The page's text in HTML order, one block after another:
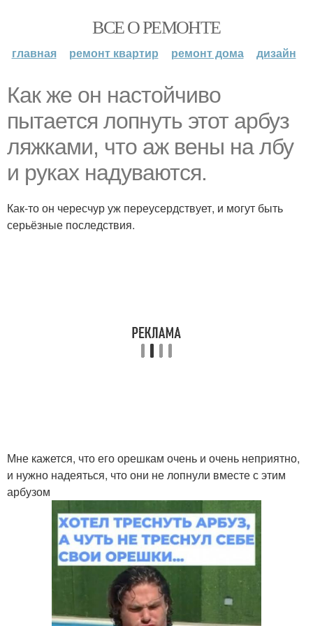
ВСЕ О РЕМОНТЕ
главная ремонт квартир ремонт дома дизайн
Как же он настойчиво
пытается лопнуть этот арбуз
ляжками, что аж вены на лбу
и руках надуваются.
Как-то он чересчур уж переусердствует, и могут быть
серьёзные последствия.
Мне кажется, что его орешкам очень и очень неприятно,
и нужно надеяться, что они не лопнули вместе с этим
арбузом